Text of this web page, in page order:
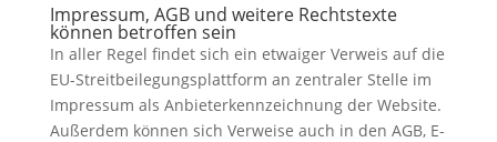
Impressum, AGB und weitere Rechtstexte
können betroffen sein
In aller Regel findet sich ein etwaiger Verweis auf die
EU-Streitbeilegungsplattform an zentraler Stelle im
Impressum als Anbieterkennzeichnung der Website.
Außerdem können sich Verweise auch in den AGB, E-